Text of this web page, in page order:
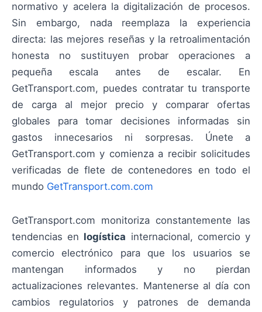
normativo y acelera la digitalización de procesos.
Sin embargo, nada reemplaza la experiencia
directa: las mejores reseñas y la retroalimentación
honesta no sustituyen probar operaciones a
pequeña escala antes de escalar. En
GetTransport.com, puedes contratar tu transporte
de carga al mejor precio y comparar ofertas
globales para tomar decisiones informadas sin
gastos innecesarios ni sorpresas. Únete a
GetTransport.com y comienza a recibir solicitudes
verificadas de flete de contenedores en todo el
mundo GetTransport.com.com
GetTransport.com monitoriza constantemente las
tendencias en logística internacional, comercio y
comercio electrónico para que los usuarios se
mantengan informados y no pierdan
actualizaciones relevantes. Mantenerse al día con
cambios regulatorios y patrones de demanda